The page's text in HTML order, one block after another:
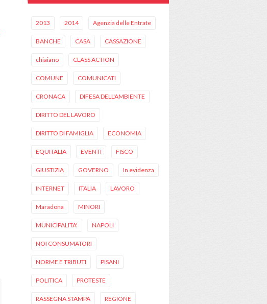
2013 2014 Agenzia delle Entrate
BANCHE CASA CASSAZIONE
chiaiano CLASS ACTION
COMUNE COMUNICATI
CRONACA DIFESA DELL'AMBIENTE
DIRITTO DEL LAVORO
DIRITTO DI FAMIGLIA ECONOMIA
EQUITALIA EVENTI FISCO
GIUSTIZIA GOVERNO In evidenza
INTERNET ITALIA LAVORO
Maradona MINORI
MUNICIPALITA' NAPOLI
NOI CONSUMATORI
NORME E TRIBUTI PISANI
POLITICA PROTESTE
RASSEGNA STAMPA REGIONE